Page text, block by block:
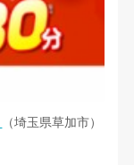
（埼玉県草加市）